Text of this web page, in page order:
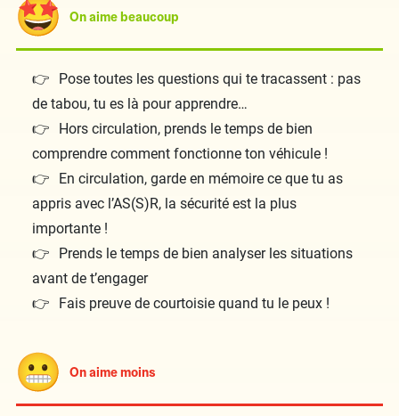
On aime beaucoup
Pose toutes les questions qui te tracassent : pas
de tabou, tu es là pour apprendre…
Hors circulation, prends le temps de bien
comprendre comment fonctionne ton véhicule !
En circulation, garde en mémoire ce que tu as
appris avec l’AS(S)R, la sécurité est la plus
importante !
Prends le temps de bien analyser les situations
avant de t’engager
Fais preuve de courtoisie quand tu le peux !
On aime moins